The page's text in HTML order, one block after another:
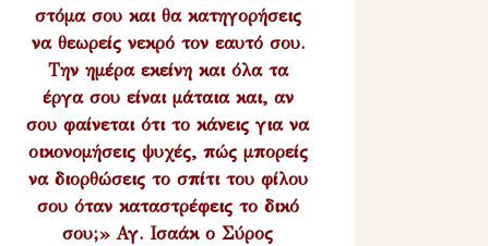
στόμα σου και θα κατηγορήσεις
να θεωρείς νεκρό τον εαυτό σου.
Την ημέρα εκείνη και όλα τα
έργα σου είναι μάταια και, αν
σου φαίνεται ότι το κάνεις για να
οικονομήσεις ψυχές, πώς μπορείς
να διορθώσεις το σπίτι του φίλου
σου όταν καταστρέφεις το δικό
σου;» Αγ. Ισαάκ ο Σύρος